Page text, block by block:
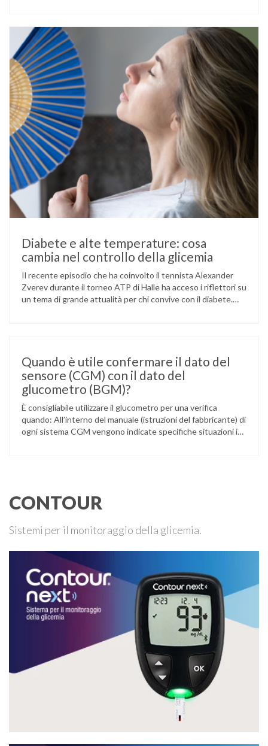
volta durante la gestazione (diabete gestazionale),
mantenere …
Diabete e alte temperature: cosa
cambia nel controllo della glicemia
Il recente episodio che ha coinvolto il tennista Alexander
Zverev durante il torneo ATP di Halle ha acceso i riflettori su
un tema di grande attualità per chi convive con il diabete.
Quando è utile confermare il dato del
sensore (CGM) con il dato del
glucometro (BGM)?
È consigliabile utilizzare il glucometro per una verifica
quando: All’interno del manuale (istruzioni del fabbricante) di
ogni sistema CGM vengono indicate specifiche situazioni in
CONTOUR
Sistemi per il monitoraggio della glicemia.